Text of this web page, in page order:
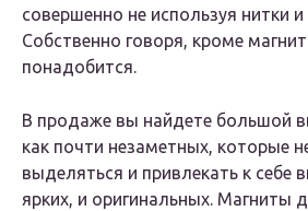
совершенно не используя нитки и
Собственно говоря, кроме
понадобится.
В продаже вы найдете большой
как почти незаметных, которые
выделяться и привлекать к себе
ярких, и оригинальных.